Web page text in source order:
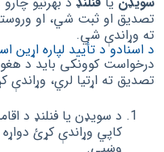
سویډن یا فنلنډ د بهرنیو
تصدیق او ثبت شي، او
ته وړاندې شي.
د اسنادو د تأیید لپاره اړین
درخواست کوونکی باید د
تصدیق ته اړتیا لري، وړاندې
د سویډن یا فنلنډ د
کاپي وړاندې کړئ